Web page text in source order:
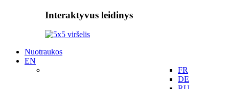
Interaktyvus leidinys
Nuotraukos
EN
FR
DE